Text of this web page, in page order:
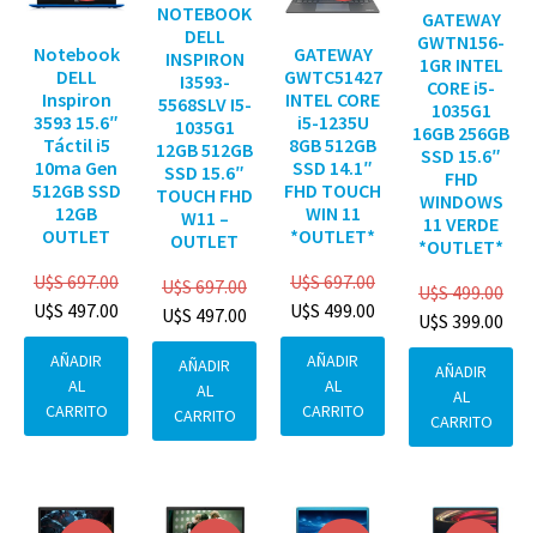
Notebook
DELL
Inspiron
3593 15.6″
Táctil i5
10ma Gen
512GB SSD
12GB
OUTLET
U$S697.00
U$S 497.00
AÑADIR
AL
CARRITO
NOTEBOOK
DELL
INSPIRON
I3593-
5568SLV I5-
1035G1
12GB 512GB
SSD 15.6″
TOUCH FHD
W11 –
OUTLET
U$S697.00
U$S 497.00
AÑADIR
AL
CARRITO
GATEWAY
GWTC51427
INTEL CORE
i5-1235U
8GB 512GB
SSD 14.1″
FHD TOUCH
WIN 11
*OUTLET*
U$S697.00
U$S 499.00
AÑADIR
AL
CARRITO
GATEWAY
GWTN156-
1GR INTEL
CORE i5-
1035G1
16GB 256GB
SSD 15.6″
FHD
WINDOWS
11 VERDE
*OUTLET*
U$S499.00
U$S 399.00
AÑADIR
AL
CARRITO